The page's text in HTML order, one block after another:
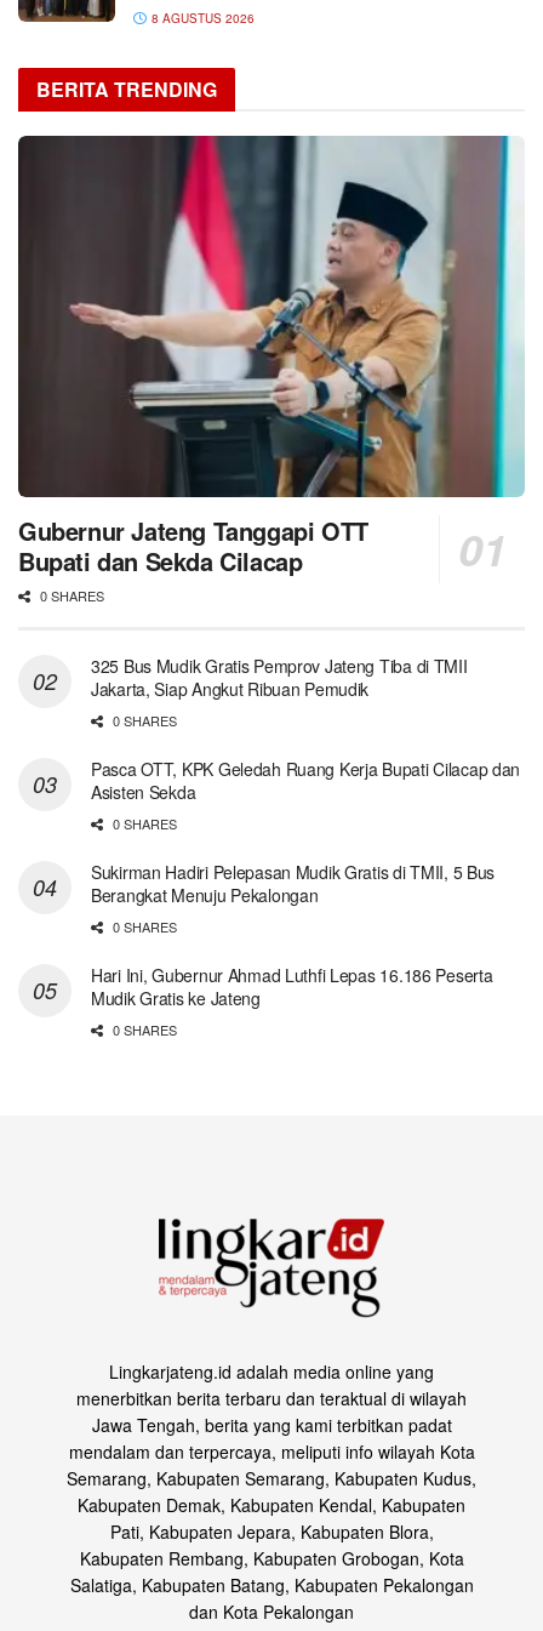
8 AGUSTUS 2026
BERITA TRENDING
Gubernur Jateng Tanggapi OTT
Bupati dan Sekda Cilacap
0 SHARES
325 Bus Mudik Gratis Pemprov Jateng Tiba di TMII
Jakarta, Siap Angkut Ribuan Pemudik
0 SHARES
Pasca OTT, KPK Geledah Ruang Kerja Bupati Cilacap dan
Asisten Sekda
0 SHARES
Sukirman Hadiri Pelepasan Mudik Gratis di TMII, 5 Bus
Berangkat Menuju Pekalongan
0 SHARES
Hari Ini, Gubernur Ahmad Luthfi Lepas 16.186 Peserta
Mudik Gratis ke Jateng
0 SHARES
Lingkarjateng.id adalah media online yang
menerbitkan berita terbaru dan teraktual di wilayah
Jawa Tengah, berita yang kami terbitkan padat
mendalam dan terpercaya, meliputi info wilayah Kota
Semarang, Kabupaten Semarang, Kabupaten Kudus,
Kabupaten Demak, Kabupaten Kendal, Kabupaten
Pati, Kabupaten Jepara, Kabupaten Blora,
Kabupaten Rembang, Kabupaten Grobogan, Kota
Salatiga, Kabupaten Batang, Kabupaten Pekalongan
dan Kota Pekalongan